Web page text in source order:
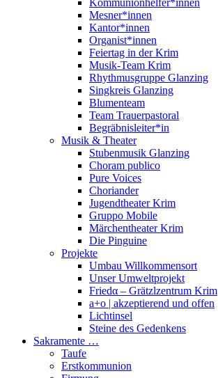
Kommunionhelfer*innen
Mesner*innen
Kantor*innen
Organist*innen
Feiertag in der Krim
Musik-Team Krim
Rhythmusgruppe Glanzing
Singkreis Glanzing
Blumenteam
Team Trauerpastoral
Begräbnisleiter*in
Musik & Theater
Stubenmusik Glanzing
Choram publico
Pure Voices
Choriander
Jugendtheater Krim
Gruppo Mobile
Märchentheater Krim
Die Pinguine
Projekte
Umbau Willkommensort
Unser Umweltprojekt
Friedα – Grätzlzentrum Krim
a+o | akzeptierend und offen
Lichtinsel
Steine des Gedenkens
Sakramente …
Taufe
Erstkommunion